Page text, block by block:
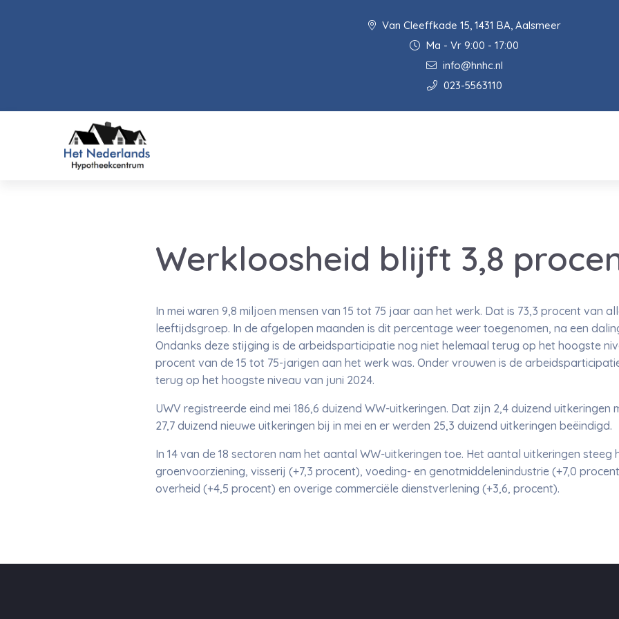
Van Cleeffkade 15, 1431 BA, Aalsmeer
Ma - Vr 9:00 - 17:00
info@hnhc.nl
023-5563110
Werkloosheid blijft 3,8
In mei waren 9,8 miljoen mensen van 15 tot 75 jaar aan het werk. Dat is 73,3 procent van
leeftijdsgroep. In de afgelopen maanden is dit percentage weer toegenomen, na een
Ondanks deze stijging is de arbeidsparticipatie nog niet helemaal terug op het hoogste
procent van de 15 tot 75-jarigen aan het werk was. Onder vrouwen is de
terug op het hoogste niveau van juni 2024.
UWV registreerde eind mei 186,6 duizend WW-uitkeringen. Dat zijn 2,4 duizend uitkeringen
27,7 duizend nieuwe uitkeringen bij in mei en er werden 25,3 duizend uitkeringen beëindigd.
In 14 van de 18 sectoren nam het aantal WW-uitkeringen toe. Het aantal uitkeringen
groenvoorziening, visserij (+7,3 procent), voeding- en genotmiddelenindustrie (+7,0
overheid (+4,5 procent) en overige commerciële dienstverlening (+3,6, procent).